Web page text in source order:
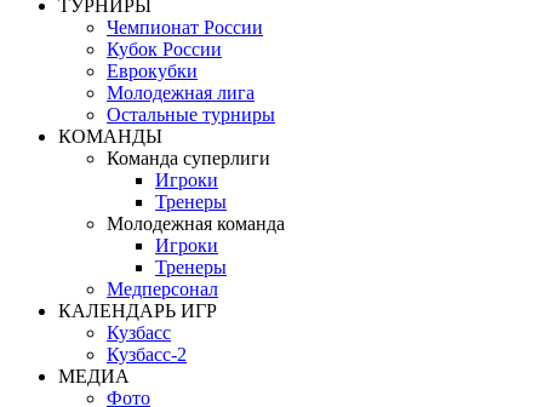
ТУРНИРЫ
Чемпионат России
Кубок России
Еврокубки
Молодежная лига
Остальные турниры
КОМАНДЫ
Команда суперлиги
Игроки
Тренеры
Молодежная команда
Игроки
Тренеры
Медперсонал
КАЛЕНДАРЬ ИГР
Кузбасс
Кузбасс-2
МЕДИА
Фото